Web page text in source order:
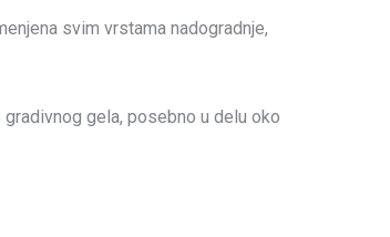
svim vrstama nadogradnje,
gela, posebno u delu oko